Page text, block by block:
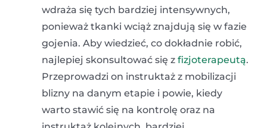
wdraża się tych bardziej intensywnych,
ponieważ tkanki wciąż znajdują się w fazie
gojenia. Aby wiedzieć, co dokładnie robić,
najlepiej skonsultować się z fizjoterapeutą.
Przeprowadzi on instruktaż z mobilizacji
blizny na danym etapie i powie, kiedy
warto stawić się na kontrolę oraz na